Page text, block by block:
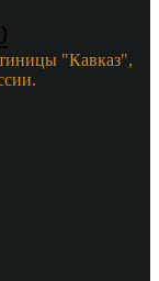
"Кавказ",